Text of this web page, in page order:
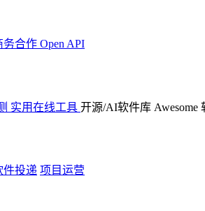
务合作 Open API
实用在线工具 开源/AI软件库 Awesome
件投递 项目运营